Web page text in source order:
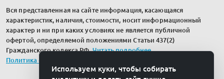
Вся представленная на сайте информация, касающаяся
характеристик, наличия, стоимости, носит информационный
характер и ни при каких условиях не является публичной
офертой, определяемой положениями Статьи 437(2)
Гражданского кодекса РФ.Читать подробнее.
Политика обработки персональных данных
Используем куки, чтобы собирать